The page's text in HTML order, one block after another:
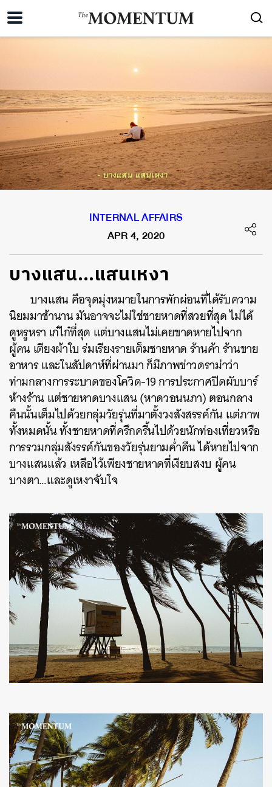
INTERNAL AFFAIRS
APR 4, 2020
บางแสน…แสนเหงา
บางแสน คือจุดมุ่งหมายในการพักผ่อนที่ได้รับความ
นิยมมาช้านาน มันอาจจะไม่ใช่ชายหาดที่สวยที่สุด ไม่ได้
ดูหรูหรา เก๋ไก๋ที่สุด แต่บางแสนไม่เคยขาดหายไปจาก
ผู้คน เตียงผ้าใบ ร่มเรียงรายเต็มชายหาด ร้านค้า ร้านขาย
อาหาร และในสัปดาห์ที่ผ่านมา ก็มีภาพข่าวดราม่าว่า
ท่ามกลางการระบาดของโควิด-19การประกาศปิดผับบาร์
ห้างร้าน แต่ชายหาดบางแสน(หาดวอนนภา)ตอนกลาง
คืนนั้นเต็มไปด้วยกลุ่มวัยรุ่นที่มาตั้งวงสังสรรค์กัน แต่ภาพ
ทั้งหมดนั้น ทั้งชายหาดที่ครึกครื้นไปด้วยนักท่องเที่ยวหรือ
การรวมกลุ่มสังรรค์กันของวัยรุ่นยามค่ำคืน ได้หายไปจาก
บางแสนแล้ว เหลือไว้เพียงชายหาดที่เงียบสงบ ผู้คน
บางตา…และดูเหงาจับใจ